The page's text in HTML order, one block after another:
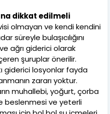
dikkat edilmeli
olmayan ve kendi kendini
süreyle bulaşıcılığını
ağrı giderici olarak
şuruplar önerilir.
giderici losyonlar fayda
zararı yoktur.
muhallebi, yoğurt, çorba
beslenmesi ve yeterli